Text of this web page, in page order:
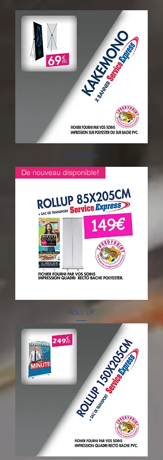
KAKEMONO
De nouveau disponible!
ROLL UP